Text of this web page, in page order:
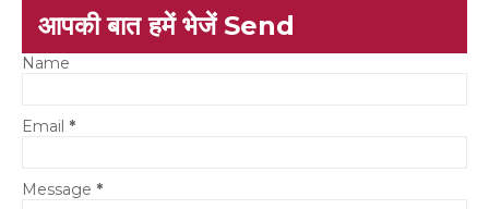
आपकी बात हमें भेजें Send
Name
Email *
Message *